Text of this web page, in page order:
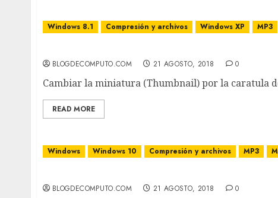
Windows 8.1 Compresión y archivos Windows XP MP3
BLOGDECOMPUTO.COM 21 AGOSTO, 2018 0
Cambiar la miniatura (Thumbnail) por la caratula
READ MORE
Windows Windows 10 Compresión y archivos MP3
BLOGDECOMPUTO.COM 21 AGOSTO, 2018 0